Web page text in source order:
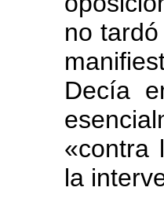
no
Decía
«contra
la